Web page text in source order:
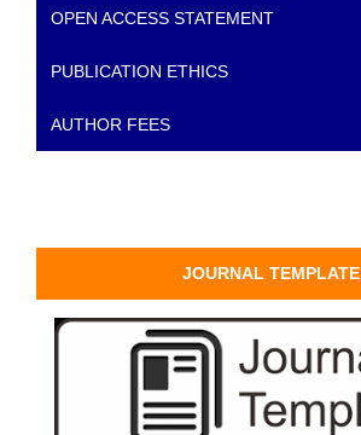
OPEN ACCESS STATEMENT
PUBLICATION ETHICS
AUTHOR FEES
JOURNAL TEMPLATE